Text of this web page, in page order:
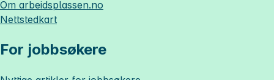
Om arbeidsplassen.no
Nettstedkart
For jobbsøkere